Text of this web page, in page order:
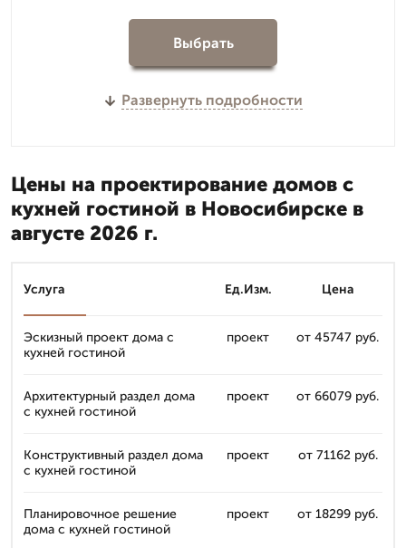
Выбрать
Развернуть подробности
Цены на проектирование домов с
кухней гостиной в Новосибирске в
августе 2026 г.
Услуга Ед.Изм. Цена
Эскизный проект дома с
кухней гостиной
проект от 45747 руб.
Архитектурный раздел дома
с кухней гостиной
проект от 66079 руб.
Конструктивный раздел дома
с кухней гостиной
проект от 71162 руб.
Планировочное решение
дома с кухней гостиной
проект от 18299 руб.